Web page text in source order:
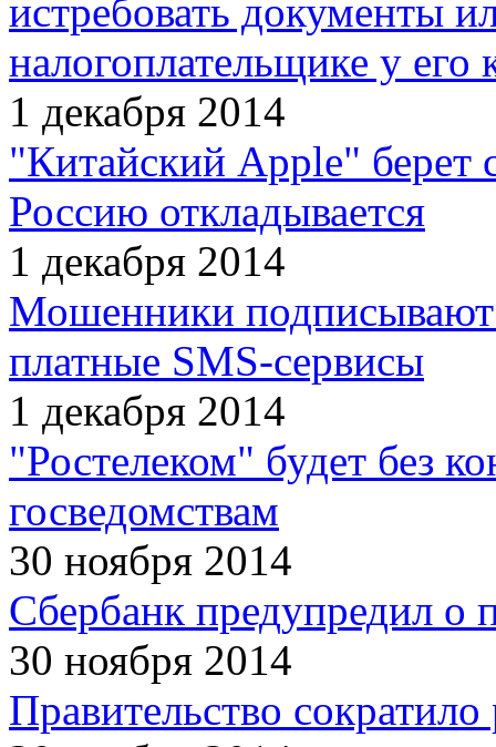
истребовать документы
налогоплательщике у
1 декабря 2014
"Китайский Apple" берет
Россию откладывается
1 декабря 2014
Мошенники подписывают
платные SMS-сервисы
1 декабря 2014
"Ростелеком" будет без
госведомствам
30 ноября 2014
Сбербанк предупредил о
30 ноября 2014
Правительство